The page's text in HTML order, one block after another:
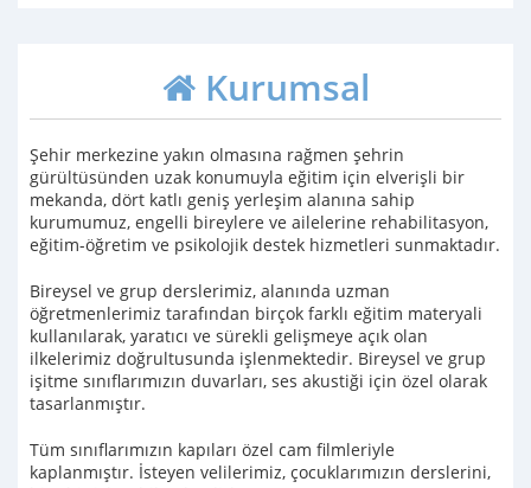
Kurumsal
Şehir merkezine yakın olmasına rağmen şehrin
gürültüsünden uzak konumuyla eğitim için elverişli bir
mekanda, dört katlı geniş yerleşim alanına sahip
kurumumuz, engelli bireylere ve ailelerine rehabilitasyon,
eğitim-öğretim ve psikolojik destek hizmetleri sunmaktadır.
Bireysel ve grup derslerimiz, alanında uzman
öğretmenlerimiz tarafından birçok farklı eğitim materyali
kullanılarak, yaratıcı ve sürekli gelişmeye açık olan
ilkelerimiz doğrultusunda işlenmektedir. Bireysel ve grup
işitme sınıflarımızın duvarları, ses akustiği için özel olarak
tasarlanmıştır.
Tüm sınıflarımızın kapıları özel cam filmleriyle
kaplanmıştır. İsteyen velilerimiz, çocuklarımızın derslerini,